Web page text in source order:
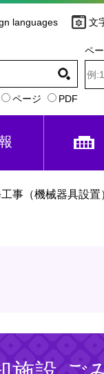
languages 文
ページ PDF
ペ
事（機械器具設置